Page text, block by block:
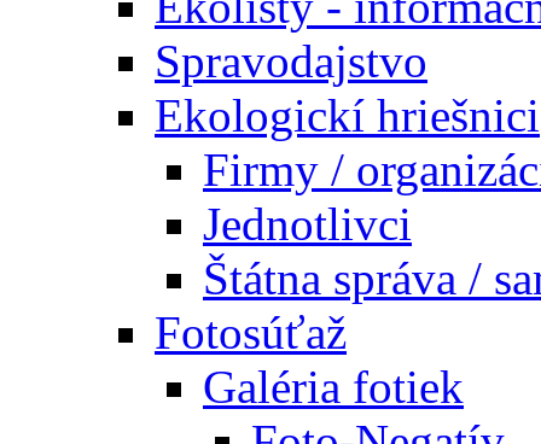
Spravodajstvo
Ekologickí hriešnici
Firmy /
Jednotlivci
Štátna správa /
Fotosúťaž
Galéria fotiek